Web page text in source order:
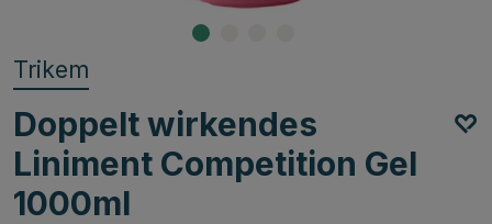
Trikem
Doppelt wirkendes
Liniment Competition Gel
1000ml